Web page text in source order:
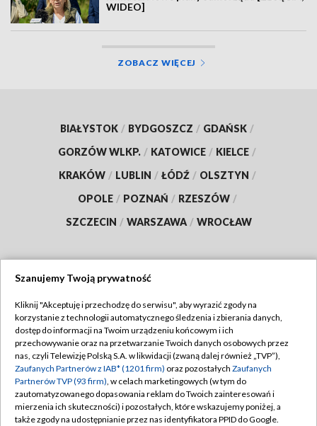
WIDEO]
ZOBACZ WIĘCEJ
BIAŁYSTOK / BYDGOSZCZ / GDAŃSK /
GORZÓW WLKP. / KATOWICE / KIELCE /
KRAKÓW / LUBLIN / ŁÓDŹ / OLSZTYN /
OPOLE / POZNAŃ / RZESZÓW /
SZCZECIN / WARSZAWA / WROCŁAW
TVP
Abonament TVP
Emisja w TVP
Centrum informacji TVP
Naziemna Telewizja Cyfrowa
Regulamin TVP
Polityka prywatności
Moje zgody
Pomoc
Szanujemy Twoją prywatność
Kliknij "Akceptuję i przechodzę do serwisu", aby wyrazić zgody na
korzystanie z technologii automatycznego śledzenia i zbierania danych,
dostęp do informacji na Twoim urządzeniu końcowym i ich
przechowywanie oraz na przetwarzanie Twoich danych osobowych przez
nas, czyli Telewizję Polską S.A. w likwidacji (zwaną dalej również „TVP”),
Zaufanych Partnerów z IAB* (1201 firm) oraz pozostałych Zaufanych
Partnerów TVP (93 firm), w celach marketingowych (w tym do
zautomatyzowanego dopasowania reklam do Twoich zainteresowań i
mierzenia ich skuteczności) i pozostałych, które wskazujemy poniżej, a
także zgody na udostępnianie przez nas identyfikatora PPID do Google.